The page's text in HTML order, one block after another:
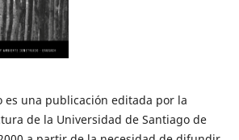
es una publicación editada por la
de la Universidad de Santiago de